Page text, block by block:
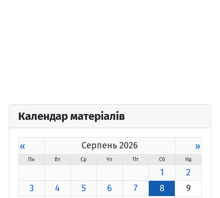
Календар матеріалів
« Серпень 2026 »
Пн Вт Ср Чт Пт Сб Нд
1
2
3
4 5 6 7 8
9